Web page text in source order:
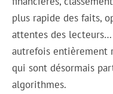
plus rapide des faits,
attentes des
autrefois entièrement
qui sont désormais
algorithmes.